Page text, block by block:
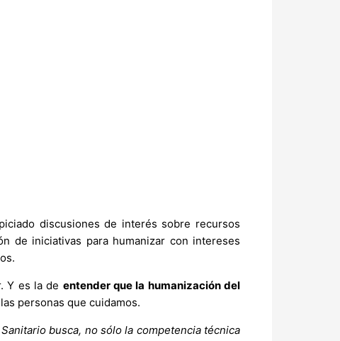
discusiones de interés sobre recursos
de iniciativas para humanizar con intereses
Y es la de entender que la humanización del
personas que cuidamos.
busca, no sólo la competencia técnica